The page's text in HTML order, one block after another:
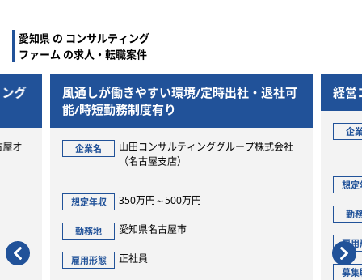
愛知県 の コンサルティング
ファーム の求人・転職案件
風通しが働きやすい環境/定時出社・退社可
能/時短勤務制度有り
企業名
山田コンサルティンググループ株式会社
（名古屋支店）
想定年収 350万円～500万円
勤務地 愛知県名古屋市
雇用形態 正社員
経営コ
企業名
想定年収
勤務地
雇用形態
募集職種